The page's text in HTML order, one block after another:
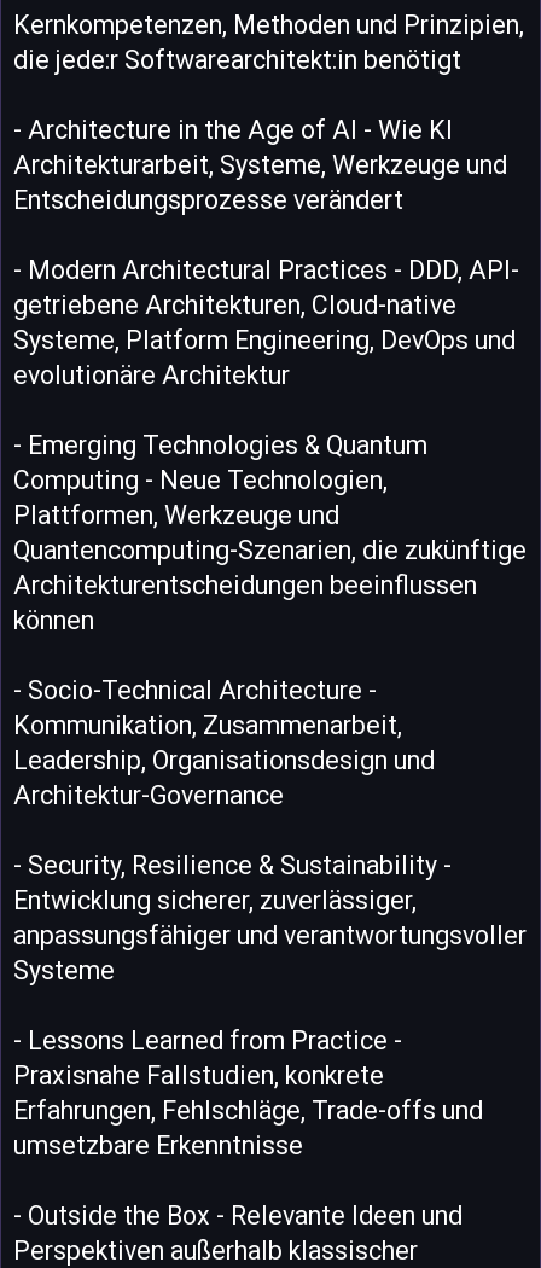
Kernkompetenzen, Methoden und Prinzipien,
die jede:r Softwarearchitekt:in benötigt
- Architecture in the Age of AI - Wie KI
Architekturarbeit, Systeme, Werkzeuge und
Entscheidungsprozesse verändert
- Modern Architectural Practices - DDD, API-
getriebene Architekturen, Cloud-native
Systeme, Platform Engineering, DevOps und
evolutionäre Architektur
- Emerging Technologies & Quantum
Computing - Neue Technologien,
Plattformen, Werkzeuge und
Quantencomputing-Szenarien, die zukünftige
Architekturentscheidungen beeinflussen
können
- Socio-Technical Architecture -
Kommunikation, Zusammenarbeit,
Leadership, Organisationsdesign und
Architektur-Governance
- Security, Resilience & Sustainability -
Entwicklung sicherer, zuverlässiger,
anpassungsfähiger und verantwortungsvoller
Systeme
- Lessons Learned from Practice -
Praxisnahe Fallstudien, konkrete
Erfahrungen, Fehlschläge, Trade-offs und
umsetzbare Erkenntnisse
- Outside the Box - Relevante Ideen und
Perspektiven außerhalb klassischer